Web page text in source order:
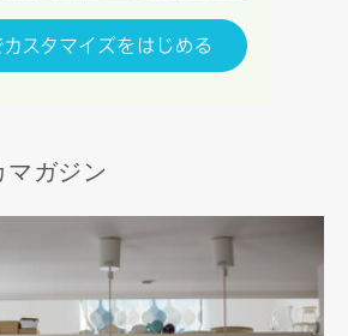
マガジン